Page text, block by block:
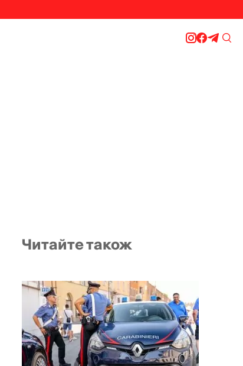
Читайте також